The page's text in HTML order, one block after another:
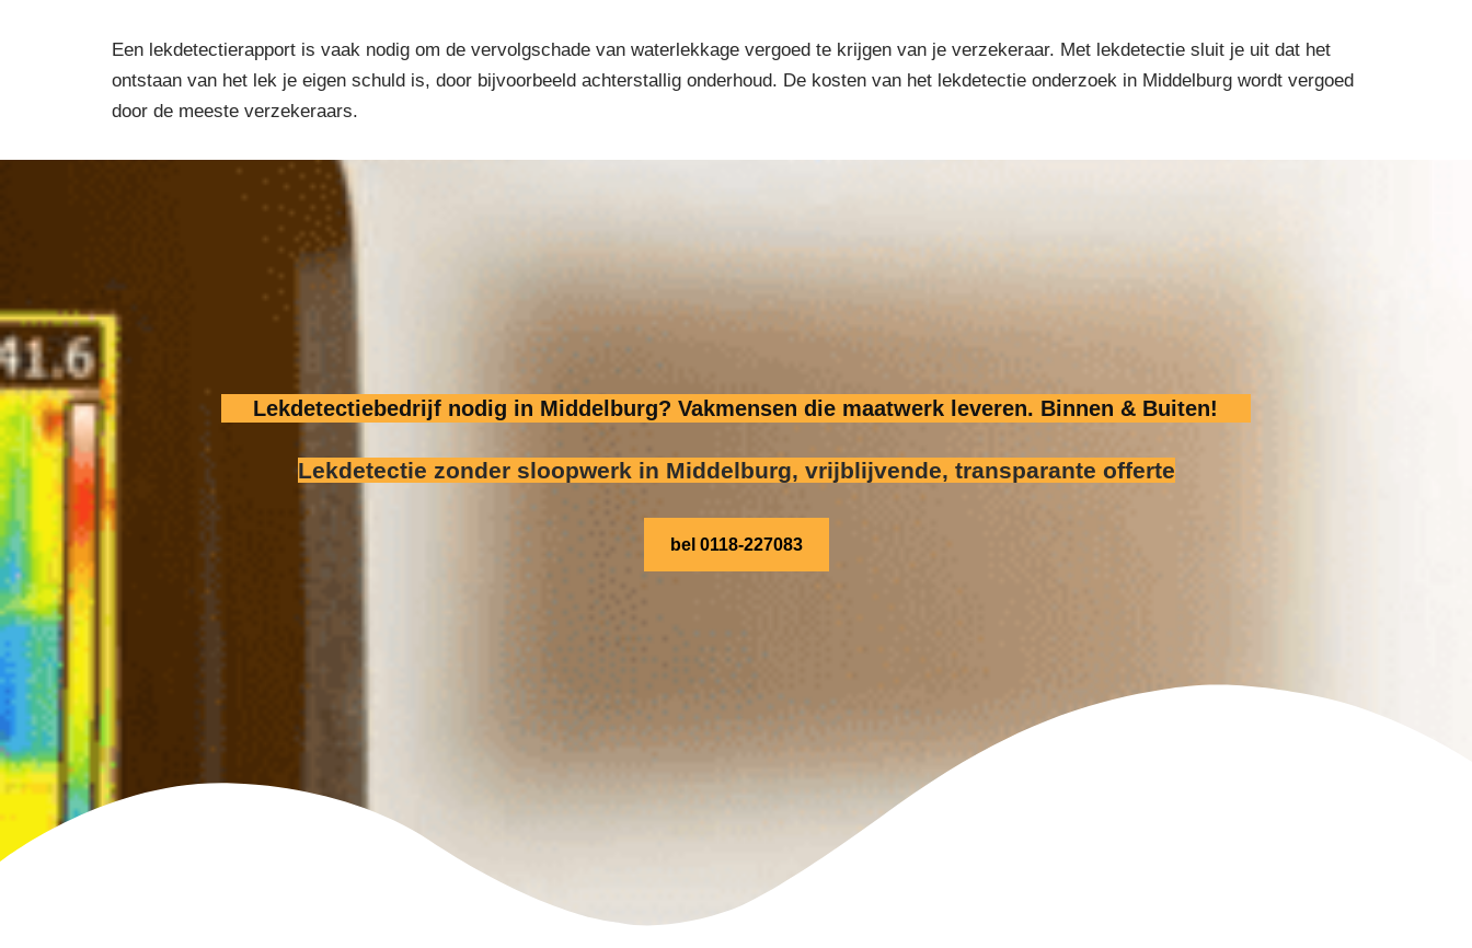
Een lekdetectierapport is vaak nodig om de vervolgschade van waterlekkage vergoed te krijgen van je verzekeraar. Met lekdetectie sluit je uit dat het
ontstaan van het lek je eigen schuld is, door bijvoorbeeld achterstallig onderhoud. De kosten van het lekdetectie onderzoek in Middelburg wordt vergoed
door de meeste verzekeraars.
Lekdetectiebedrijf nodig in Middelburg? Vakmensen die maatwerk leveren. Binnen & Buiten!
Lekdetectie zonder sloopwerk in Middelburg, vrijblijvende, transparante offerte
bel 0118-227083